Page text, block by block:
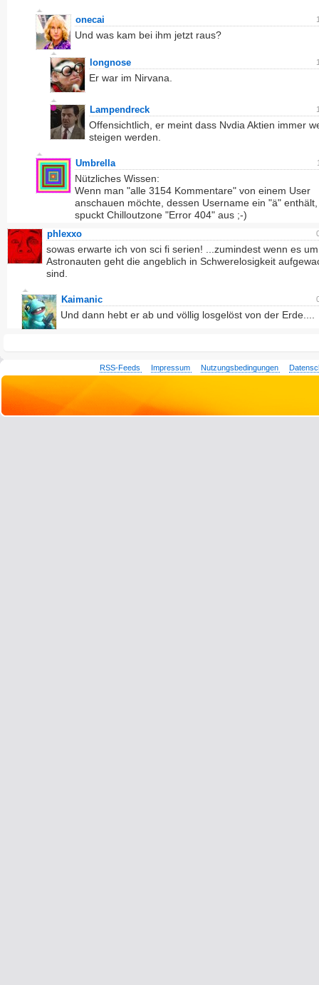
onecai
Und was kam bei ihm jetzt raus?
longnose
Er war im Nirvana.
Lampendreck
Offensichtlich, er meint dass Nvdia Aktien immer
steigen werden.
Umbrella
Nützliches Wissen:
Wenn man "alle 3154 Kommentare" von einem User
anschauen möchte, dessen Username ein "ä"
spuckt Chilloutzone "Error 404" aus ;-)
phlexxo
sowas erwarte ich von sci fi serien! ...zumindest wenn es um
Astronauten geht die angeblich in Schwerelosigkeit
sind.
Kaimanic
Und dann hebt er ab und völlig losgelöst von der Erde....
RSS-Feeds Impressum Nutzungsbedingungen